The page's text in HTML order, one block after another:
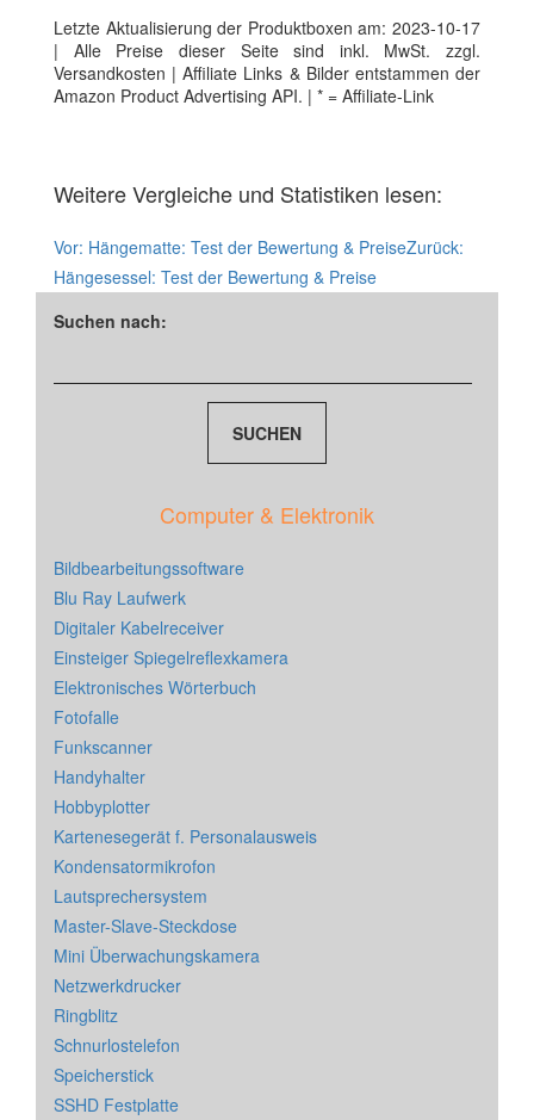
Letzte Aktualisierung der Produktboxen am: 2023-10-17
| Alle Preise dieser Seite sind inkl. MwSt. zzgl.
Versandkosten | Affiliate Links & Bilder entstammen der
Amazon Product Advertising API. | * = Affiliate-Link
Weitere Vergleiche und Statistiken lesen:
Vor: Hängematte: Test der Bewertung & PreiseZurück:
Hängesessel: Test der Bewertung & Preise
Suchen nach:
Computer & Elektronik
Bildbearbeitungssoftware
Blu Ray Laufwerk
Digitaler Kabelreceiver
Einsteiger Spiegelreflexkamera
Elektronisches Wörterbuch
Fotofalle
Funkscanner
Handyhalter
Hobbyplotter
Kartenesegerät f. Personalausweis
Kondensatormikrofon
Lautsprechersystem
Master-Slave-Steckdose
Mini Überwachungskamera
Netzwerkdrucker
Ringblitz
Schnurlostelefon
Speicherstick
SSHD Festplatte